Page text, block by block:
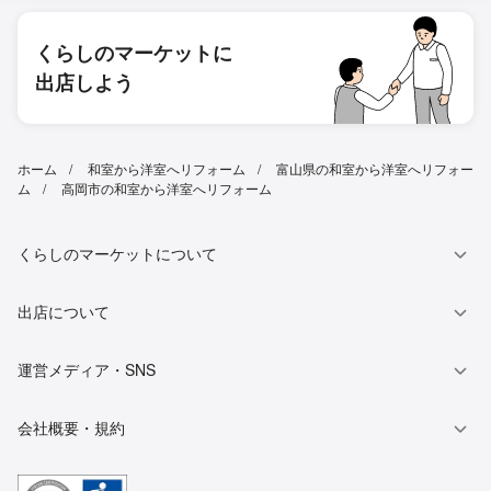
くらしのマーケットに
出店しよう
ホーム 和室から洋室へリフォーム
富山県の和室から洋室へリフォー
ム
高岡市の和室から洋室へリフォーム
くらしのマーケットについて
出店について
運営メディア・SNS
会社概要・規約